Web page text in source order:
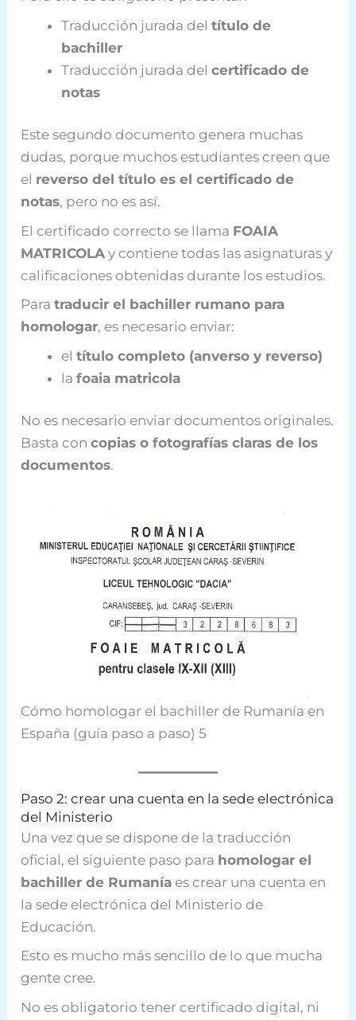
Traducción jurada deltítulo de
bachiller
Traducción jurada delcertificado de
notas
Este segundo documento genera muchas
dudas, porque muchos estudiantes creen que
el reverso del título es el certificado de
notas, pero no es así.
El certificado correcto se llama FOAIA
MATRICOLA y contiene todas las asignaturas y
calificaciones obtenidas durante los estudios.
Paratraducir el bachiller rumano para
homologar, es necesario enviar:
eltítulo completo (anverso y reverso)
lafoaia matricola
No es necesario enviar documentos originales.
Basta concopias o fotografías claras de los
documentos.
Cómo homologar el bachiller de Rumanía en
España (guía paso a paso) 5
Paso 2: crear una cuenta en la sede electrónica
del Ministerio
Una vez que se dispone de la traducción
oficial, el siguiente paso para homologar el
bachiller de Rumanía es crear una cuenta en
la sede electrónica del Ministerio de
Educación.
Esto es mucho más sencillo de lo que mucha
gente cree.
No es obligatorio tener certificado digital, ni